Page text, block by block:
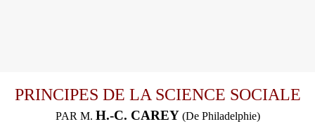
PRINCIPES DE LA SCIENCE SOCIALE
PAR M. H.-C. CAREY (De Philadelphie)